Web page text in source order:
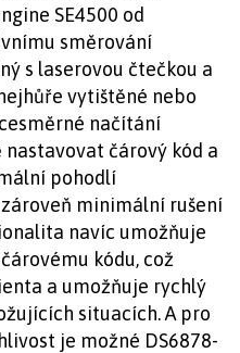
SE4500 od
směrování
s laserovou čtečkou a
vytištěné nebo
načítání
čárový kód a
pohodlí
minimální rušení
navíc umožňuje
kódu, což
a umožňuje rychlý
situacích. A pro
je možné DS6878-